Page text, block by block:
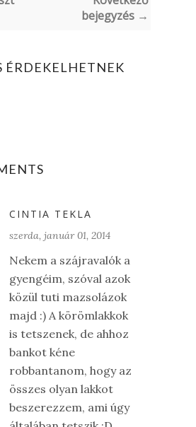
bejegyzés →
ÉRDEKELHETNEK
CINTIA TEKLA
szerda, január 01, 2014
Nekem a szájravalók a
gyengéim, szóval azok
közül tuti mazsolázok
majd :) A körömlakkok
is tetszenek, de ahhoz
bankot kéne
robbantanom, hogy az
összes olyan lakkot
beszerezzem, ami úgy